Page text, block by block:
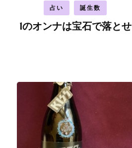
占い 誕生数
1のオンナは宝石で落とせ